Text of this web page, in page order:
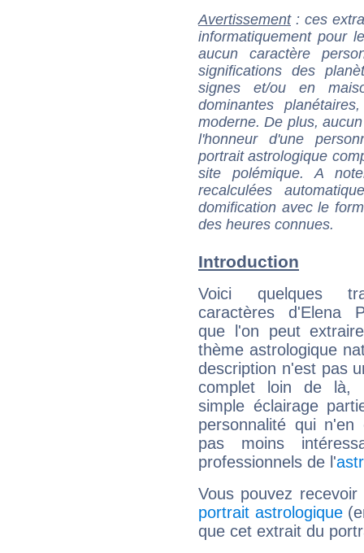
Avertissement: ces
informatiquement pour
aucun caractère
significations des
signes et/ou en
dominantes
moderne. De plus,
l'honneur d'une
portrait astrologique
site polémique. A
recalculées
domification avec le
des heures connues.
Introduction
Voici quelques
caractères d'Elena
que l'on peut
thème astrologique
description n'est pas
complet loin de là,
simple éclairage
personnalité qui n'en
pas moins
professionnels de l'
Vous pouvez
portrait astrologique
que cet extrait du